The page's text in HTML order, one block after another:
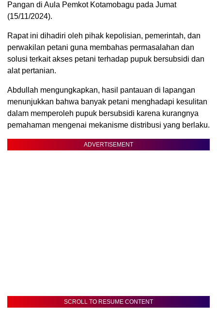
Pangan di Aula Pemkot Kotamobagu pada Jumat
(15/11/2024).
Rapat ini dihadiri oleh pihak kepolisian, pemerintah, dan
perwakilan petani guna membahas permasalahan dan
solusi terkait akses petani terhadap pupuk bersubsidi dan
alat pertanian.
Abdullah mengungkapkan, hasil pantauan di lapangan
menunjukkan bahwa banyak petani menghadapi kesulitan
dalam memperoleh pupuk bersubsidi karena kurangnya
pemahaman mengenai mekanisme distribusi yang berlaku.
ADVERTISEMENT
SCROLL TO RESUME CONTENT